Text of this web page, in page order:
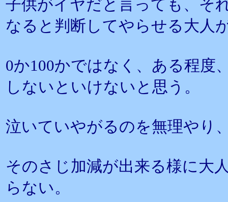
子供がイヤだと言っても、そ
なると判断してやらせる大人
0か100かではなく、ある程度
しないといけないと思う。
泣いていやがるのを無理やり
そのさじ加減が出来る様に大
らない。